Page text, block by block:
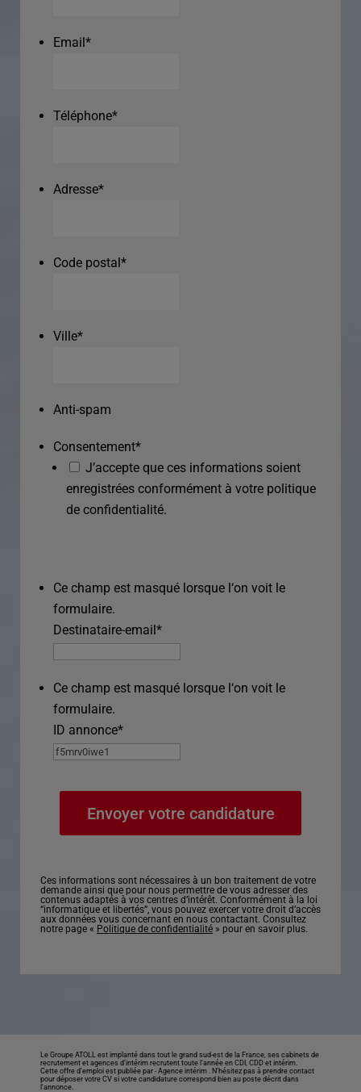
Email*
Téléphone*
Adresse*
Code postal*
Ville*
Anti-spam
Consentement*
J’accepte que ces informations soient
enregistrées conformément à votre politique
de confidentialité.
Ce champ est masqué lorsque l‘on voit le
formulaire.
Destinataire-email*
Ce champ est masqué lorsque l‘on voit le
formulaire.
ID annonce*
Ces informations sont nécessaires à un bon traitement de votre
demande ainsi que pour nous permettre de vous adresser des
contenus adaptés à vos centres d’intérêt. Conformément à la loi
“informatique et libertés”, vous pouvez exercer votre droit d’accès
aux données vous concernant en nous contactant. Consultez
notre page « Politique de confidentialité » pour en savoir plus.
Le Groupe ATOLL est implanté dans tout le grand sud-est de la France, ses cabinets de
recrutement et agences d’intérim recrutent toute l’année en CDI, CDD et intérim.
Cette offre d’emploi est publiée par -Agence intérim . N’hésitez pas à prendre contact
pour déposer votre CV si votre candidature correspond bien au poste décrit dans
l'annonce.